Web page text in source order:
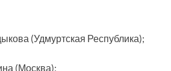
(Удмуртская Республика);
(Москва);